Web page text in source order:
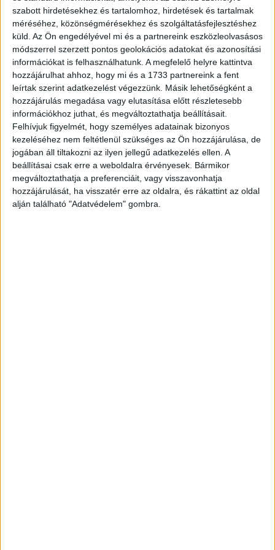
szabott hirdetésekhez és tartalomhoz, hirdetések és tartalmak
méréséhez, közönségmérésekhez és szolgáltatásfejlesztéshez
küld. Az Ön engedélyével mi és a partnereink eszközleolvasásos
módszerrel szerzett pontos geolokációs adatokat és azonosítási
információkat is felhasználhatunk. A megfelelő helyre kattintva
hozzájárulhat ahhoz, hogy mi és a 1733 partnereink a fent
leírtak szerint adatkezelést végezzünk. Másik lehetőségként a
hozzájárulás megadása vagy elutasítása előtt részletesebb
információkhoz juthat, és megváltoztathatja beállításait.
Felhívjuk figyelmét, hogy személyes adatainak bizonyos
kezeléséhez nem feltétlenül szükséges az Ön hozzájárulása, de
jogában áll tiltakozni az ilyen jellegű adatkezelés ellen. A
beállításai csak erre a weboldalra érvényesek. Bármikor
megváltoztathatja a preferenciáit, vagy visszavonhatja
hozzájárulását, ha visszatér erre az oldalra, és rákattint az oldal
alján található "Adatvédelem" gombra.
A KKV és nagyvállalati szektor mellett az állami
intézmények és nonprofit szervezetek is megmérettették
magukat az Employer Branding Awardon, ahol külön
díjazták az egyes szektorok szereplőit. Idén először
kapott elismerést a nonprofit szektorból érkező pályázat,
az SOS-Gyermekfalu Magyarországi Alapítványa, SOS
segítség az SOS-nek kampánya különdíjban részesült. Az
Employer Branding Award 2020 fődíjat a BT Rock Kft.
(British Telecommunications), Te. Itt. Most. kampánya
kapta.
Valamennyi kategóriában olyan kiemelkedő megoldásokat
mutattak be a pályázók, amik később jelentős szerepet